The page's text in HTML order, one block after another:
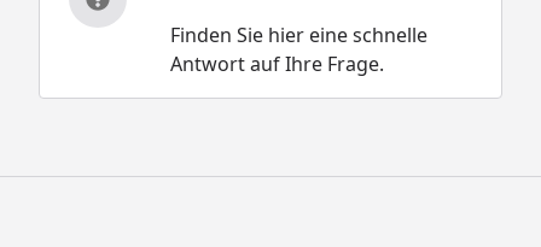
Finden Sie hier eine schnelle
Antwort auf Ihre Frage.